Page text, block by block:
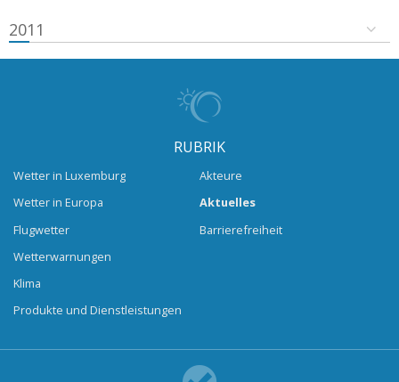
2011
RUBRIK
Wetter in Luxemburg
Wetter in Europa
Flugwetter
Wetterwarnungen
Klima
Produkte und Dienstleistungen
Akteure
Aktuelles
Barrierefreiheit